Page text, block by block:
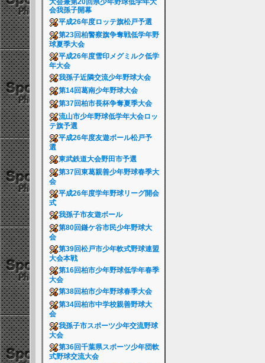
大会兼第20回県少年野球低学年大
会我孫子開幕
平成26年度ロッテ旗松戸予選
第23回柏警察旗争奪戦低学年野
球夏季大会
平成26年度雪印メグミルク低学
年大会
我孫子近隣交流少年野球大会
第14回葛南少年野球大会
第37回柏市長杯争奪夏季大会
流山市少年野球低学年大会ロッ
テ旗予選
平成26年度友遊ボール松戸予
選
東武鉄道大会野田市予選
第37回東葛親善少年野球春季大
会
平成26年度学年野球リーグ開会
式
我孫子市友遊ボール
第80回鎌ケ谷市民少年野球大
会
第39回松戸市少年軟式野球連盟
大会本戦
第16回柏市少年野球低学年春季
大会
第38回柏市少年野球春季大会
第34回柏市中学校親善野球大
会
我孫子市スポーツ少年交流野球
大会
第36回千葉県スポーツ少年団軟
式野球交流大会